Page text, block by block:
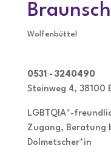
Wolfenbüttel
0531 - 3240490
Steinweg 4, 38100
LGBTQIA*-
Zugang, Beratung
Dolmetscher*in